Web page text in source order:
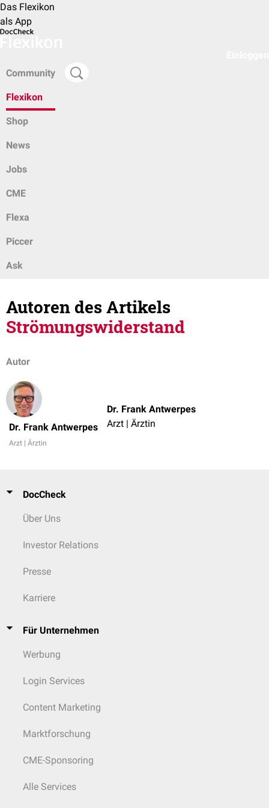
Das Flexikon
als App
Community
Flexikon
Shop
News
Jobs
CME
Flexa
Piccer
Ask
Autoren des Artikels
Strömungswiderstand
Autor
Dr. Frank Antwerpes
Arzt | Ärztin
Dr. Frank Antwerpes
Arzt | Ärztin
DocCheck
Über Uns
Investor Relations
Presse
Karriere
Für Unternehmen
Werbung
Login Services
Content Marketing
Marktforschung
CME-Sponsoring
Alle Services